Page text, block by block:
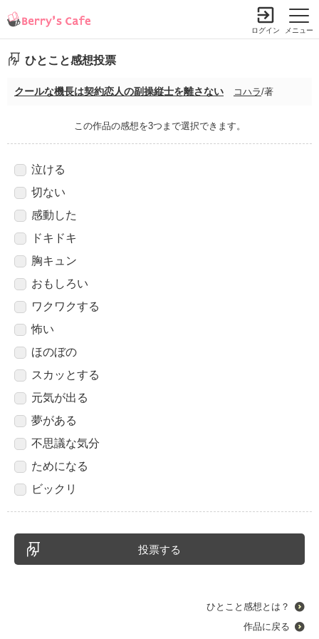
メニュー
ログイン
ひとこと感想投票
クールな機長は契約恋人の副操縦士を離さない コハラ/著
この作品の感想を3つまで選択できます。
泣ける
切ない
感動した
ドキドキ
胸キュン
おもしろい
ワクワクする
怖い
ほのぼの
スカッとする
元気が出る
夢がある
不思議な気分
ためになる
ビックリ
ひとこと感想とは？
作品に戻る